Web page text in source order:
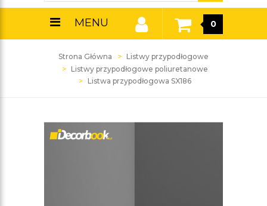
MENU 0
Strona Główna
Listwy przypodłogowe
Listwy przypodłogowe poliuretanowe
Listwa przypodłogowa SX186